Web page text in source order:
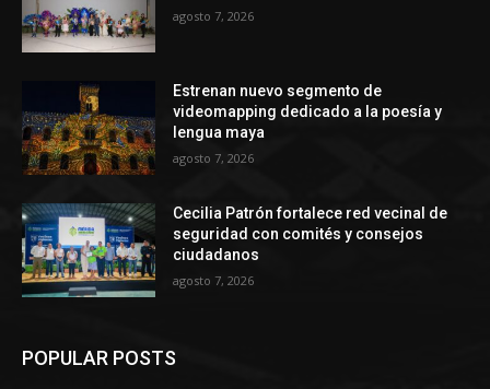
agosto 7, 2026
Estrenan nuevo segmento de
videomapping dedicado a la poesía y
lengua maya
agosto 7, 2026
Cecilia Patrón fortalece red vecinal de
seguridad con comités y consejos
ciudadanos
agosto 7, 2026
POPULAR POSTS